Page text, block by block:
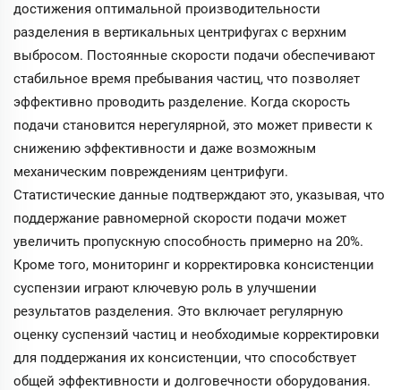
достижения оптимальной производительности
разделения в вертикальных центрифугах с верхним
выбросом. Постоянные скорости подачи обеспечивают
стабильное время пребывания частиц, что позволяет
эффективно проводить разделение. Когда скорость
подачи становится нерегулярной, это может привести к
снижению эффективности и даже возможным
механическим повреждениям центрифуги.
Статистические данные подтверждают это, указывая, что
поддержание равномерной скорости подачи может
увеличить пропускную способность примерно на 20%.
Кроме того, мониторинг и корректировка консистенции
суспензии играют ключевую роль в улучшении
результатов разделения. Это включает регулярную
оценку суспензий частиц и необходимые корректировки
для поддержания их консистенции, что способствует
общей эффективности и долговечности оборудования.